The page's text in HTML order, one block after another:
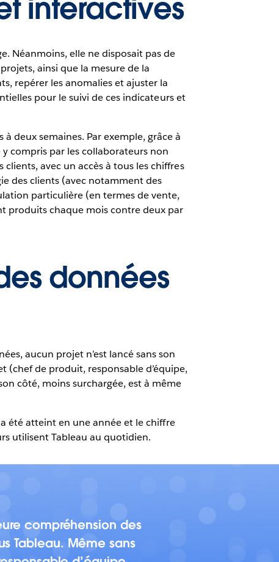
interactives
Néanmoins, elle ne disposait pas de
ainsi que la mesure de la
repérer les anomalies et ajuster la
pour le suivi de ces indicateurs et
deux semaines. Par exemple, grâce à
compris par les collaborateurs non
avec un accès à tous les chiffres
des clients (avec notamment des
particulière (en termes de vente,
produits chaque mois contre deux par
données
aucun projet n’est lancé sans son
(chef de produit, responsable d’équipe,
côté, moins surchargée, est à même
été atteint en une année et le chiffre
utilisent Tableau au quotidien.
compréhension des
Tableau. Même sans